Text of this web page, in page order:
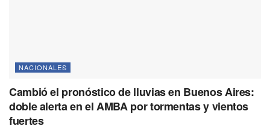
NACIONALES
Cambió el pronóstico de lluvias en Buenos Aires:
doble alerta en el AMBA por tormentas y vientos
fuertes